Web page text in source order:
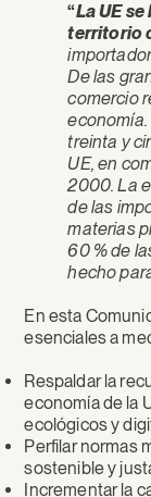
“La UE
territorio
De las
comercio
treinta y
UE, en
2000. La
de las
materias
60 % de
hecho
En esta
esenciales a
Respaldar la
economía de la
ecológicos y
Perfilar normas
sostenible y
Incrementar la